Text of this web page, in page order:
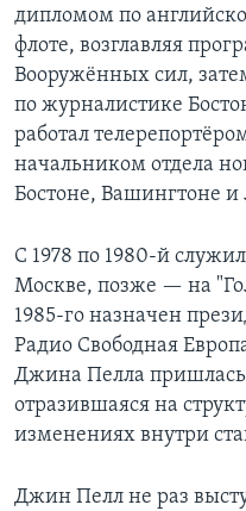
дипломом по
флоте, возглавляя
Вооружённых сил,
по журналистике
работал
начальником отдела
Бостоне, Вашингтоне и
С 1978 по 1980-й
Москве, позже — на
1985-го назначен
Радио Свободная
Джина Пелла пришлась
отразившаяся на
изменениях внутри
Джин Пелл не раз